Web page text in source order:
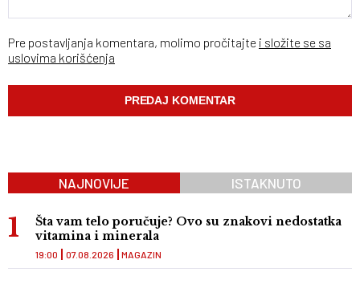
Pre postavljanja komentara, molimo pročitajte i složite se sa
uslovima korišćenja
NAJNOVIJE ISTAKNUTO
Šta vam telo poručuje? Ovo su znakovi nedostatka
vitamina i minerala
MAGAZIN
19:00 07.08.2026